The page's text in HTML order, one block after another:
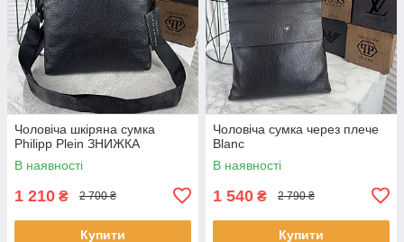
Чоловіча шкіряна сумка
Philipp Plein ЗНИЖКА
В наявності
1 210 ₴ 2 700 ₴
Купити
Чоловіча сумка через плече
Blanc
В наявності
1 540 ₴ 2 790 ₴
Купити